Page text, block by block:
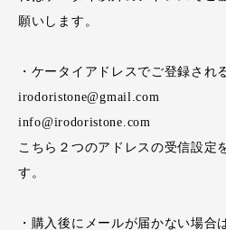
願いします。
・ケータイアドレスでご登録され
irodoristone@gmail.com
info@irodoristone.com
こちら２つのアドレスの受信設定
す。
・購入後にメールが届かない場